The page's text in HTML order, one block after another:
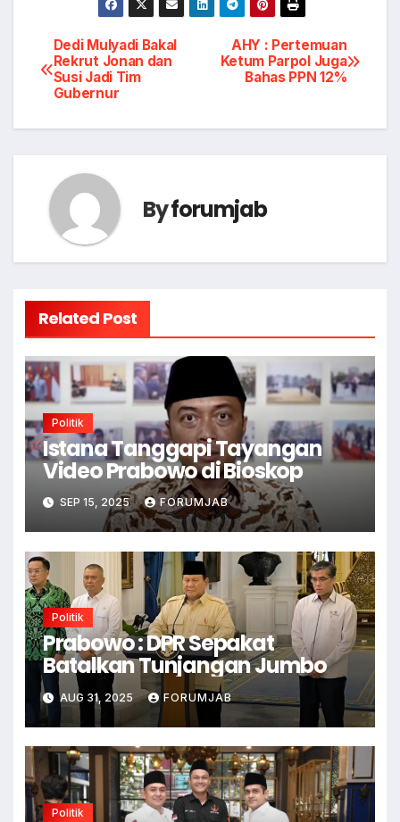
Post
navigation
AHY : Pertemuan
Ketum Parpol Juga
Bahas PPN 12%
Dedi Mulyadi Bakal
Rekrut Jonan dan
Susi Jadi Tim
Gubernur
Byforumjab
Related Post
Politik
Istana Tanggapi Tayangan
Video Prabowo di Bioskop
SEP 15, 2025 FORUMJAB
Politik
Prabowo : DPR Sepakat
Batalkan Tunjangan Jumbo
AUG 31, 2025 FORUMJAB
Politik